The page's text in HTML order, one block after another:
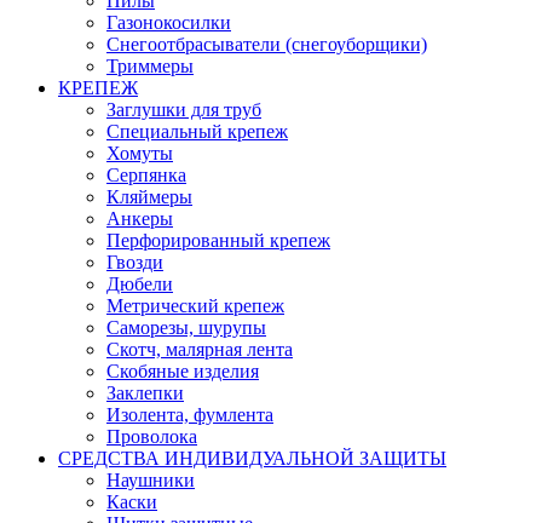
Газонокосилки
Снегоотбрасыватели (снегоуборщики)
Триммеры
КРЕПЕЖ
Заглушки для труб
Специальный крепеж
Хомуты
Серпянка
Кляймеры
Анкеры
Перфорированный крепеж
Гвозди
Дюбели
Метрический крепеж
Саморезы, шурупы
Скотч, малярная лента
Скобяные изделия
Заклепки
Изолента, фумлента
Проволока
СРЕДСТВА ИНДИВИДУАЛЬНОЙ ЗАЩИТЫ
Наушники
Каски